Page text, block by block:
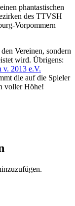
phantastischen
des TTVSH
Vorpommern
Vereinen, sondern
wird. Übrigens:
v. 2013 e.V.
die auf die Spieler
voller Höhe!